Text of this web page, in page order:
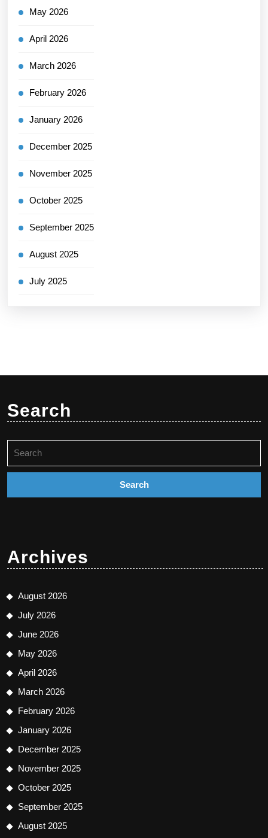
May 2026
April 2026
March 2026
February 2026
January 2026
December 2025
November 2025
October 2025
September 2025
August 2025
July 2025
Search
for:
Archives
August 2026
July 2026
June 2026
May 2026
April 2026
March 2026
February 2026
January 2026
December 2025
November 2025
October 2025
September 2025
August 2025